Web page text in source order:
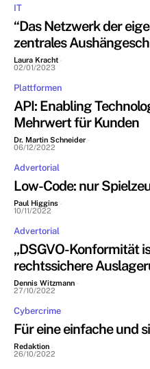
IT
“Das Netzwerk der
zentrales
Laura Kracht -
02/01/2023
Plattformen
API: Enabling
Mehrwert für Kunden
Dr. Martin Schneider -
06/12/2022
Advertorial
Low-Code: nur
Paul Higgins -
10/11/2022
Advertorial
„DSGVO-Konformität
rechtssichere
Dennis Witzmann -
27/10/2022
Cybercrime
Für eine einfache und
Redaktion -
26/10/2022